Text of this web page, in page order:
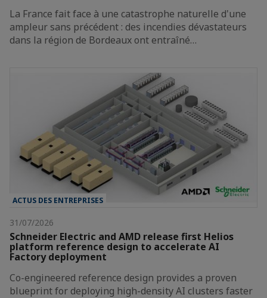
La France fait face à une catastrophe naturelle d'une
ampleur sans précédent : des incendies dévastateurs
dans la région de Bordeaux ont entraîné…
ACTUS DES ENTREPRISES
31/07/2026
Schneider Electric and AMD release first Helios
platform reference design to accelerate AI
Factory deployment
Co-engineered reference design provides a proven
blueprint for deploying high-density AI clusters faster